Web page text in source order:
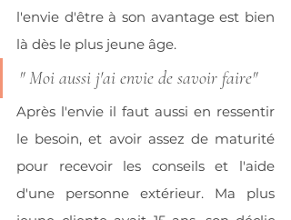
l'envie d'être à son avantage est bien
là dès le plus jeune âge.
" Moi aussi j'ai envie de savoir faire"
Après l'envie il faut aussi en ressentir
le besoin, et avoir assez de maturité
pour recevoir les conseils et l'aide
d'une personne extérieur. Ma plus